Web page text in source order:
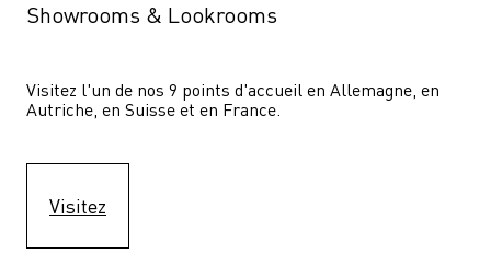
Showrooms & Lookrooms
Visitez l'un de nos 9 points d'accueil en Allemagne, en
Autriche, en Suisse et en France.
Visitez